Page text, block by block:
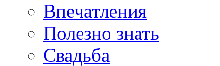
Впечатления
Полезно знать
Свадьба